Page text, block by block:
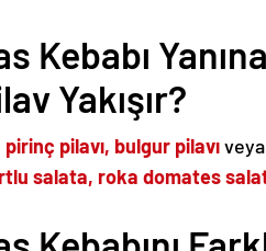
Kebabı
Yakışır?
pirinç pilavı, bulgur pilavıveya
salata, roka domates